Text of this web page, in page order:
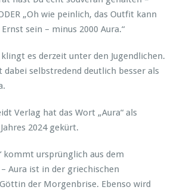
h
r
e
2
0
2
„Oh wie peinlich, das Outfit kann
sein – minus 2000 Aura.“
es derzeit unter den Jugendlichen.
dabei selbstredend deutlich besser als
Verlag hat das Wort „Aura“ als
2024 gekürt.
kommt ursprünglich aus dem
Aura ist in der griechischen
der Morgenbrise. Ebenso wird